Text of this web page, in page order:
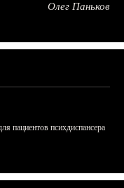
Олег Паньков
пациентов психдиспансера